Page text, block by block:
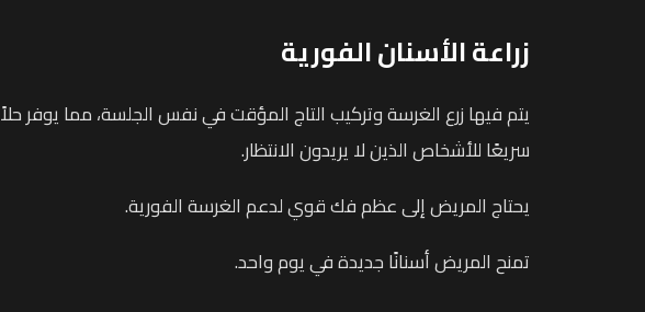
زراعة الأسنان الفورية
يتم فيها زرع الغرسة وتركيب التاج المؤقت في نفس الجلسة، مما يوفر حلاً
سريعًا للأشخاص الذين لا يريدون الانتظار.
يحتاج المريض إلى عظم فك قوي لدعم الغرسة الفورية.
تمنح المريض أسنانًا جديدة في يوم واحد.